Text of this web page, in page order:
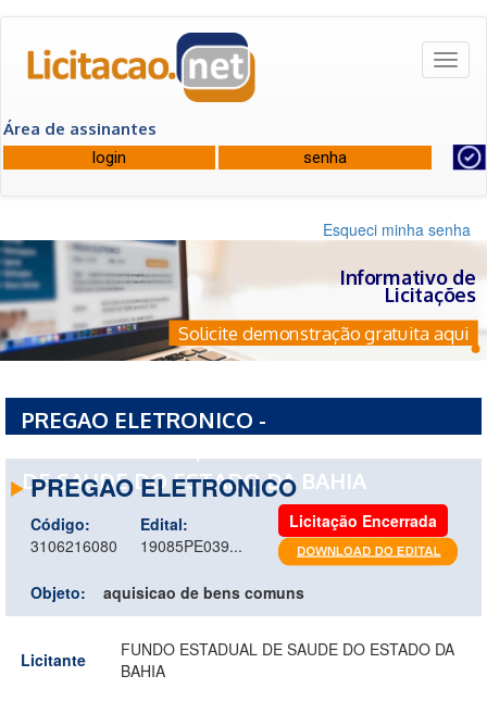
Área de assinantes
Esqueci minha senha
Informativo de
Licitações
Solicite demonstração gratuita aqui
PREGAO ELETRONICO -
DE SAUDE DO ESTADO DA BAHIA
PREGAO ELETRONICO
Código:
3106216080
Edital:
19085PE039...
Licitação Encerrada
Objeto: aquisicao de bens comuns
Licitante
FUNDO ESTADUAL DE SAUDE DO ESTADO DA
BAHIA